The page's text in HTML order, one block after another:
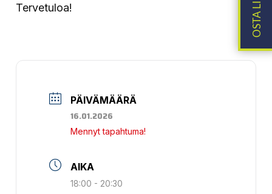
Tervetuloa!
PÄIVÄMÄÄRÄ
16.01.2026
Mennyt tapahtuma!
AIKA
18:00 - 20:30